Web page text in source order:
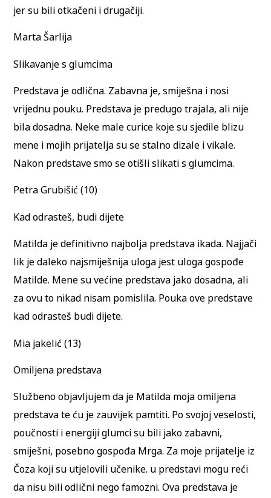
jer su bili otkačeni i drugačiji.
Marta Šarlija
Slikavanje s glumcima
Predstava je odlična. Zabavna je, smiješna i nosi
vrijednu pouku. Predstava je predugo trajala, ali nije
bila dosadna. Neke male curice koje su sjedile blizu
mene i mojih prijatelja su se stalno dizale i vikale.
Nakon predstave smo se otišli slikati s glumcima.
Petra Grubišić (10)
Kad odrasteš, budi dijete
Matilda je definitivno najbolja predstava ikada. Najjači
lik je daleko najsmiješnija uloga jest uloga gospođe
Matilde. Mene su većine predstava jako dosadna, ali
za ovu to nikad nisam pomislila. Pouka ove predstave
kad odrasteš budi dijete.
Mia jakelić (13)
Omiljena predstava
Službeno objavljujem da je Matilda moja omiljena
predstava te ću je zauvijek pamtiti. Po svojoj veselosti,
poučnosti i energiji glumci su bili jako zabavni,
smiješni, posebno gospođa Mrga. Za moje prijatelje iz
Čoza koji su utjelovili učenike. u predstavi mogu reći
da nisu bili odlični nego famozni. Ova predstava je